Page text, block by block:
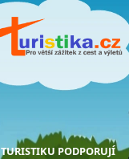
TURISTIKU PODPORUJÍ